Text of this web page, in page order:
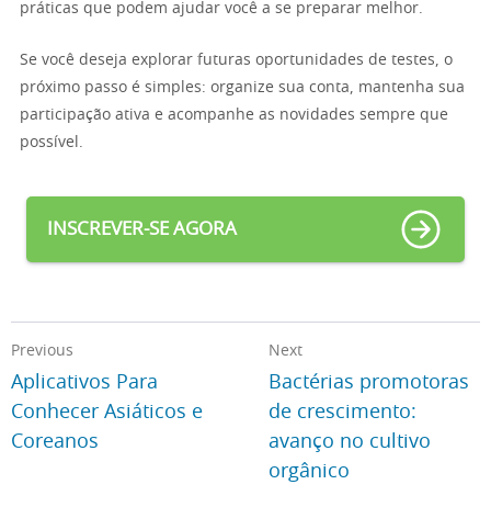
práticas que podem ajudar você a se preparar melhor.
Se você deseja explorar futuras oportunidades de testes, o
próximo passo é simples: organize sua conta, mantenha sua
participação ativa e acompanhe as novidades sempre que
possível.
INSCREVER-SE AGORA
Previous
Aplicativos Para
Conhecer Asiáticos e
Coreanos
Next
Bactérias promotoras
de crescimento:
avanço no cultivo
orgânico